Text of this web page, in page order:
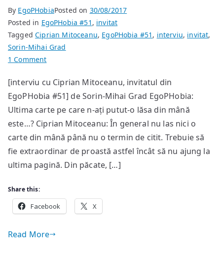
By EgoPHobiaPosted on 30/08/2017
Posted in EgoPHobia #51 , invitat
TaggedCiprian Mitoceanu, EgoPHobia #51 , interviu, invitat,
Sorin-Mihai Grad
1 Commenton
ar
trebui
să
se
măsoare
cititori
mulţumiţi
cărţi
[interviu cu Ciprian Mitoceanu, invitatul din
EgoPHobia #51] de Sorin-Mihai Grad EgoPHobia:
Ultima carte pe care n-ați putut-o lăsa din mână
este…? Ciprian Mitoceanu: În general nu las nici o
carte din mână până nu o termin de citit. Trebuie să
fie extraordinar de proastă astfel încât să nu ajung la
ultima pagină. Din păcate, […]
Share this:
Facebook X
Read More